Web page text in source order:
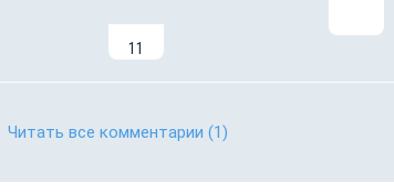
11
Читать все комментарии (1)